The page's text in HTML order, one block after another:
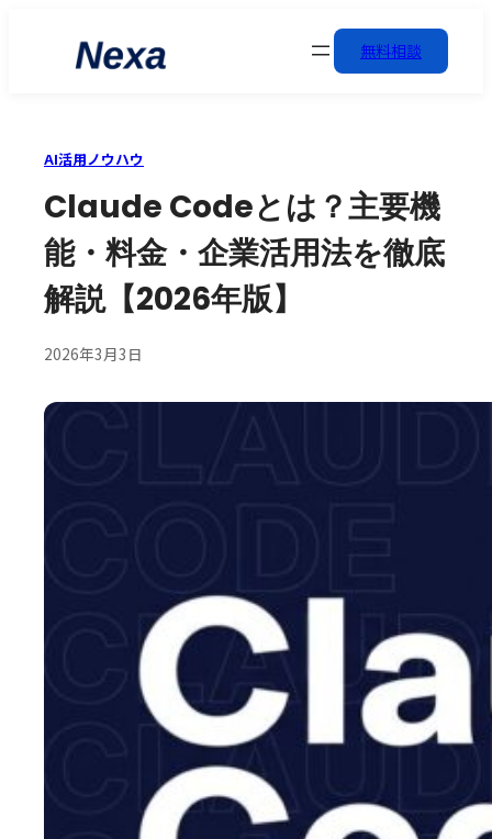
無料相談
AI活用ノウハウ
Claude Codeとは？主要機
能・料金・企業活用法を徹底
解説【2026年版】
2026年3月3日